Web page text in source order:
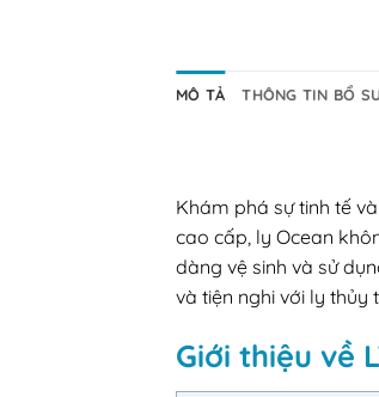
MÔ TẢ THÔNG TIN BỔ
Khám phá sự tinh tế
cao cấp, ly Ocean
dàng vệ sinh và sử
và tiện nghi với ly thủy
Giới thiệu về